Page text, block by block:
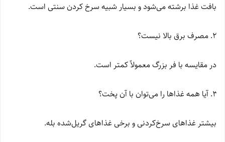
بافت غذا برشته می‌شود و بسیار شبیه سرخ کردن سنتی است.
مصرف برق بالا نیست؟
در مقایسه با فر بزرگ معمولاً کمتر است.
آیا همه غذاها را می‌توان با آن پخت؟
بیشتر غذاهای سرخ‌کردنی و برخی غذاهای گریل‌شده بله.